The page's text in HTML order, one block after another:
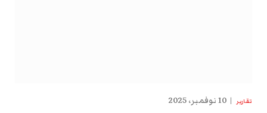
تقارير 10 نوفمبر، 2025